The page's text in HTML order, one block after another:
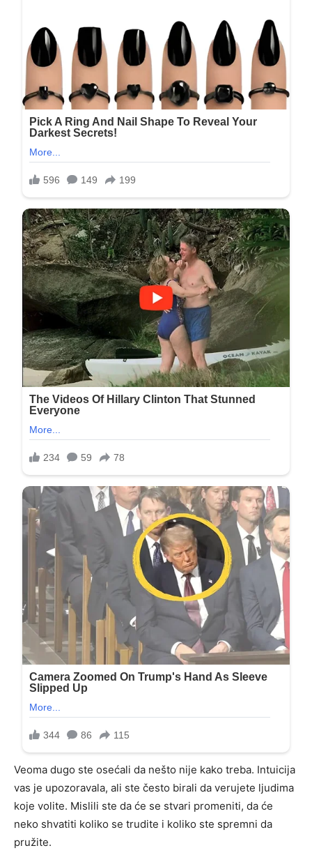
Veoma dugo ste osećali da nešto nije kako treba. Intuicija
vas je upozoravala, ali ste često birali da verujete ljudima
koje volite. Mislili ste da će se stvari promeniti, da će
neko shvatiti koliko se trudite i koliko ste spremni da
pružite.